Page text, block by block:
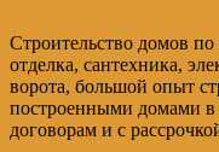
Строительство домов
отделка, сантехника,
ворота, большой опыт
построенными домами в
договорам и с